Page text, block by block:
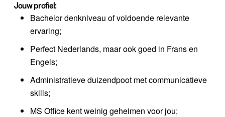
Jouw profiel:
Bachelor denkniveau of voldoende relevante
ervaring;
Perfect Nederlands, maar ook goed in Frans en
Engels;
Administratieve duizendpoot met communicatieve
skills;
MS Office kent weinig geheimen voor jou;